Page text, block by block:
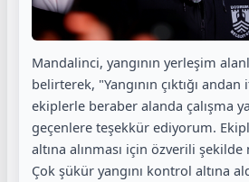
Mandalinci, yangının yerleşim
belirterek, "Yangının çıktığı
ekiplerle beraber alanda çalışma
geçenlere teşekkür ediyorum.
altına alınması için özverili
Çok şükür yangını kontrol altına